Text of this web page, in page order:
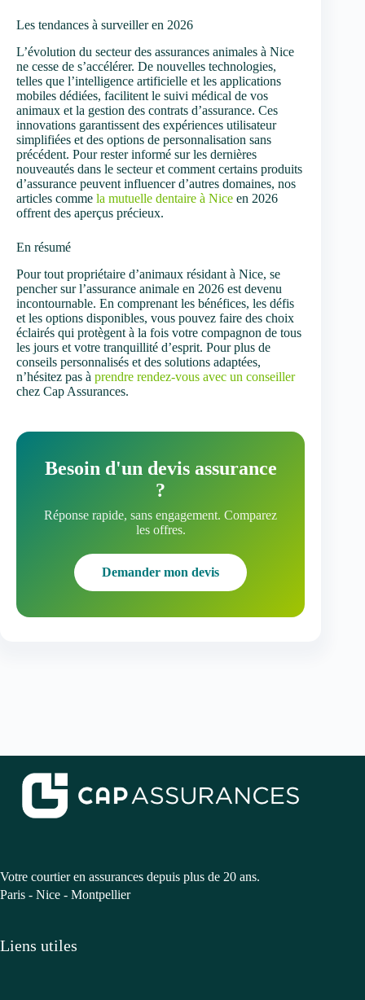
Les tendances à surveiller en 2026
L’évolution du secteur des assurances animales à Nice
ne cesse de s’accélérer. De nouvelles technologies,
telles que l’intelligence artificielle et les applications
mobiles dédiées, facilitent le suivi médical de vos
animaux et la gestion des contrats d’assurance. Ces
innovations garantissent des expériences utilisateur
simplifiées et des options de personnalisation sans
précédent. Pour rester informé sur les dernières
nouveautés dans le secteur et comment certains produits
d’assurance peuvent influencer d’autres domaines, nos
articles comme la mutuelle dentaire à Nice en 2026
offrent des aperçus précieux.
En résumé
Pour tout propriétaire d’animaux résidant à Nice, se
pencher sur l’assurance animale en 2026 est devenu
incontournable. En comprenant les bénéfices, les défis
et les options disponibles, vous pouvez faire des choix
éclairés qui protègent à la fois votre compagnon de tous
les jours et votre tranquillité d’esprit. Pour plus de
conseils personnalisés et des solutions adaptées,
n’hésitez pas à prendre rendez-vous avec un conseiller
chez Cap Assurances.
Besoin d'un devis assurance
?
Réponse rapide, sans engagement. Comparez
les offres.
Demander mon devis
Votre courtier en assurances depuis plus de 20 ans.
Paris - Nice - Montpellier
Liens utiles